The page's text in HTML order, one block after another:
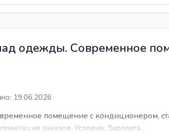
одежды. Современное
19.06.2026
помещение с кондиционером,
заказов. Условия: Зарплата...